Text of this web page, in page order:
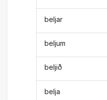
beljar
beljum
beljið
belja